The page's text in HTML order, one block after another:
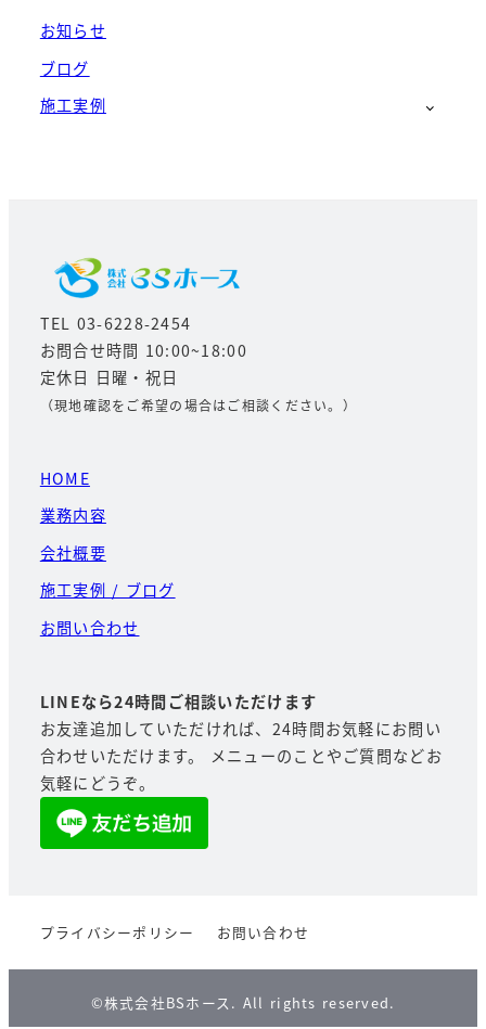
お知らせ
ブログ
施工実例
TEL 03-6228-2454
お問合せ時間 10:00~18:00
定休日 日曜・祝日
（現地確認をご希望の場合はご相談ください。）
HOME
業務内容
会社概要
施工実例 / ブログ
お問い合わせ
LINEなら24時間ご相談いただけます
お友達追加していただければ、24時間お気軽にお問い
合わせいただけます。 メニューのことやご質問などお
気軽にどうぞ。
プライバシーポリシー お問い合わせ
©︎株式会社BSホース. All rights reserved.